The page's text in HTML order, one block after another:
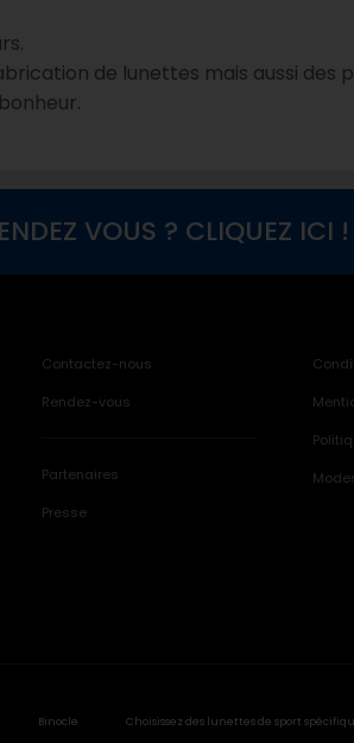
de lunettes mais aussi des
VOUS ? CLIQUEZ ICI !
Contactez-nous
Rendez-vous
Partenaires
Presse
Binocle Choisissez des lunettes de sport